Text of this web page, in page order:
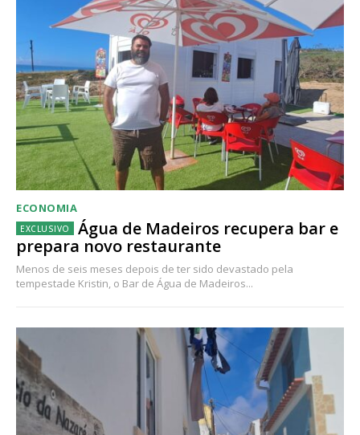
ECONOMIA
Água de Madeiros recupera bar e
prepara novo restaurante
Menos de seis meses depois de ter sido devastado pela
tempestade Kristin, o Bar de Água de Madeiros...